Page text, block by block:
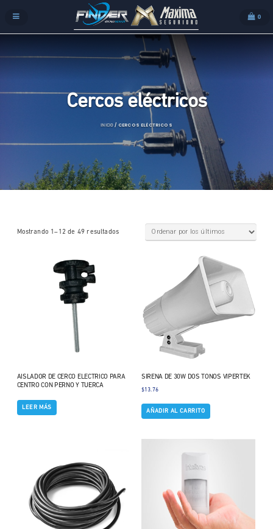
0
Cercos eléctricos
INICIO / CERCOS ELÉCTRICOS
Mostrando 1–12 de 49 resultados
AISLADOR DE CERCO ELECTRICO PARA
CENTRO CON PERNO Y TUERCA
LEER MÁS
SIRENA DE 30W DOS TONOS VIPERTEK
$13.76
AÑADIR AL CARRITO